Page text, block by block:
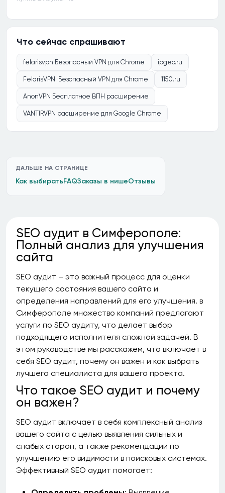
Что сейчас спрашивают
felarisvpn Безопасный VPN для Chrome ipgeo.ru
FelarisVPN: Безопасный VPN для Chrome 1150.ru
AnonVPN Бесплатное ВПН расширение
VANTIRVPN расширение для Google Chrome
ДАЛЬШЕ НА СТРАНИЦЕ
Как выбиратьFAQЗаказы в нишеОтзывы
SEO аудит в Симферополе:
Полный анализ для улучшения
сайта
SEO аудит – это важный процесс для оценки
текущего состояния вашего сайта и
определения направлений для его улучшения. в
Симферополе множество компаний предлагают
услуги по SEO аудиту, что делает выбор
подходящего исполнителя сложной задачей. В
этом руководстве мы расскажем, что включает в
себя SEO аудит, почему он важен и как выбрать
лучшего специалиста для вашего проекта.
Что такое SEO аудит и почему
он важен?
SEO аудит включает в себя комплексный анализ
вашего сайта с целью выявления сильных и
слабых сторон, а также рекомендаций по
улучшению его видимости в поисковых системах.
Эффективный SEO аудит помогает: